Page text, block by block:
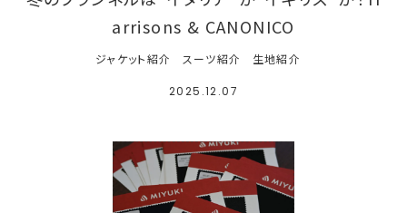
arrisons & CANONICO
ジャケット紹介 スーツ紹介 生地紹介
2025.12.07